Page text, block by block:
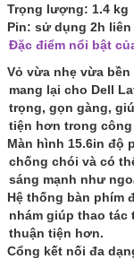
Trọng lượng: 1.4 kg
Pin: sử dụng 2h
Đặc điểm nổi bật
Vỏ vừa nhẹ vừa
mang lại cho Dell
trọng, gọn gàng,
tiện hơn trong công
Màn hình 15.6in độ
chống chói và có
sáng mạnh như
Hệ thống bàn phím
nhám giúp thao tác
thuận tiện hơn.
Cổng kết nối đa